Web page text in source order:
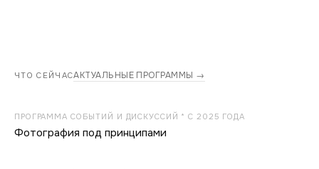
ЧТО СЕЙЧАСАКТУАЛЬНЫЕ ПРОГРАММЫ →
ПРОГРАММА СОБЫТИЙ И ДИСКУССИЙ * С 2025 ГОДА
Фотография под принципами